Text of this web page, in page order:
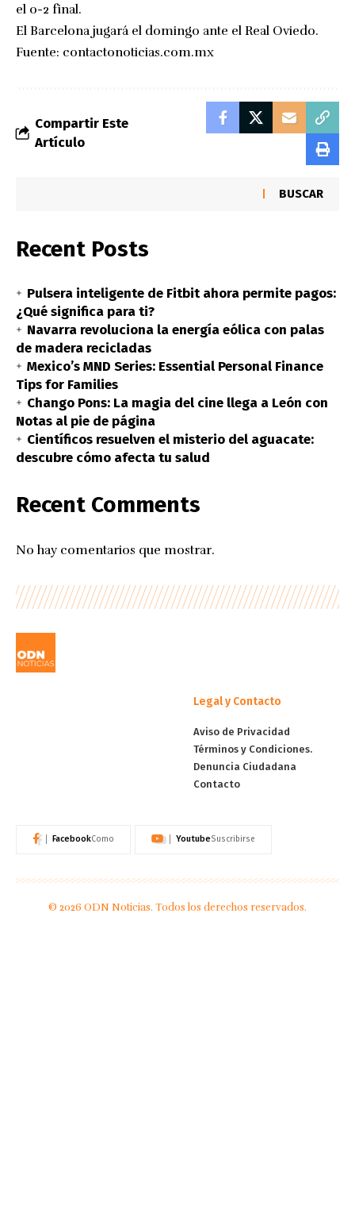
el 0-2 final.
El Barcelona jugará el domingo ante el Real Oviedo.
Fuente: contactonoticias.com.mx
Compartir Este
Artículo
BUSCAR
Recent Posts
Pulsera inteligente de Fitbit ahora permite pagos:
¿Qué significa para ti?
Navarra revoluciona la energía eólica con palas
de madera recicladas
Mexico’s MND Series: Essential Personal Finance
Tips for Families
Chango Pons: La magia del cine llega a León con
Notas al pie de página
Científicos resuelven el misterio del aguacate:
descubre cómo afecta tu salud
Recent Comments
No hay comentarios que mostrar.
Legal y Contacto
Aviso de Privacidad
Términos y Condiciones.
Denuncia Ciudadana
Contacto
FacebookComo YoutubeSuscribirse
© 2026 ODN Noticias. Todos los derechos reservados.